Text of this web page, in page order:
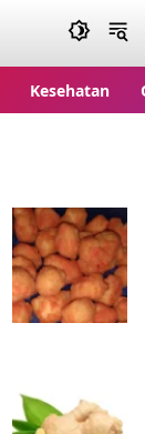
Kesehatan